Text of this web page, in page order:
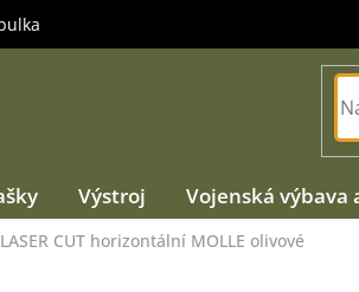
Výstroj Vojenská výbava
CUT horizontální MOLLE olivové